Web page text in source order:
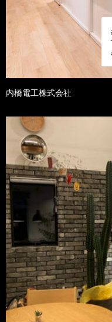
内橋電工株式会社